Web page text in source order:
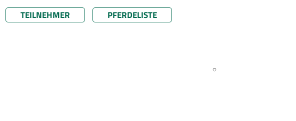
TEILNEHMER PFERDELISTE